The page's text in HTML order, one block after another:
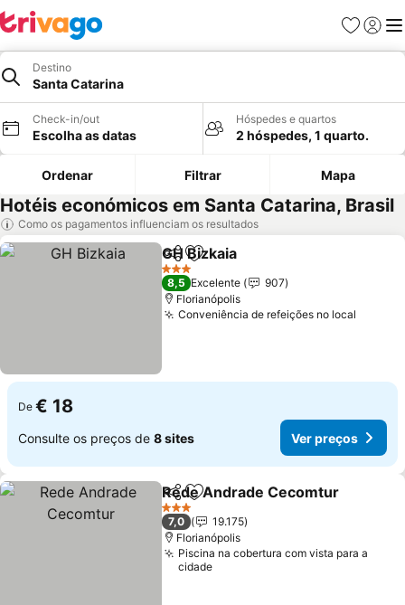
Favoritos
Iniciar
Destino
Santa Catarina
Check-in/out
Escolha as datas
Hóspedes e quartos
2 hóspedes, 1 quarto.
Ordenar Filtrar Mapa
Hotéis económicos em Santa Catarina, Brasil
Como os pagamentos influenciam os resultados
PartilharAdicionar aos favoritos
GH Bizkaia
3 Estrelas
8,5 Excelente
907
Florianópolis
Conveniência de refeições no local
De € 18
Consulte os preços de 8 sites Ver preços
PartilharAdicionar aos favoritos
Rede Andrade Cecomtur
3 Estrelas
7,0
19.175
Florianópolis
Piscina na cobertura com vista para a
cidade